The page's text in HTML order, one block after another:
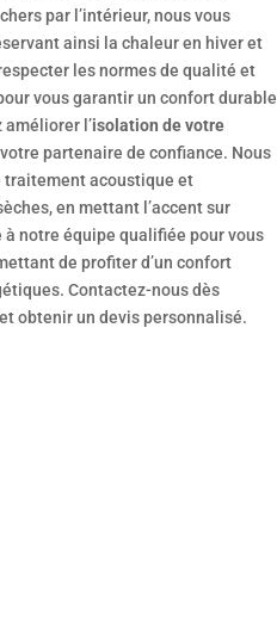
par l’intérieur, nous vous
ainsi la chaleur en hiver et
les normes de qualité et
vous garantir un confort durable
améliorer l’isolation de votre
partenaire de confiance. Nous
traitement acoustique et
en mettant l’accent sur
à notre équipe qualifiée pour vous
de profiter d’un confort
Contactez-nous dès
obtenir un devis personnalisé.